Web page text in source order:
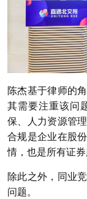
陈杰基于律师的
其需要注重该问
保、人力资源管
合规是企业在股
情，也是所有证
除此之外，同业
问题。